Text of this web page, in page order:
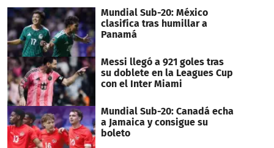
18
seconds
Mundial Sub-20: México
clasifica tras humillar a
Panamá
Messi llegó a 921 goles tras
su doblete en la Leagues Cup
con el Inter Miami
Mundial Sub-20: Canadá echa
a Jamaica y consigue su
boleto